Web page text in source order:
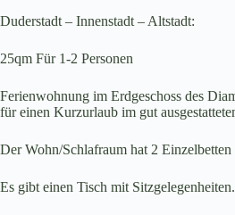
Duderstadt – Innenstadt – Altstadt:
25qm Für 1-2 Personen
Ferienwohnung im Erdgeschoss des
für einen Kurzurlaub im gut
Der Wohn/Schlafraum hat 2
Es gibt einen Tisch mit Sitzgelegenheiten.